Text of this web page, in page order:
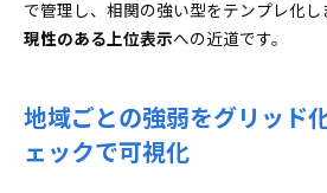
で管理し、相関の強い型をテンプレ化
現性のある上位表示への近道です。
地域ごとの強弱をグリッド
ェックで可視化